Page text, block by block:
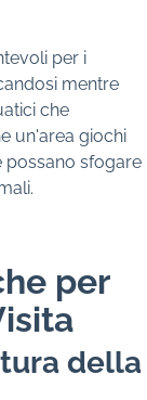
per i
mentre
che
un'area giochi
possano sfogare
per
della